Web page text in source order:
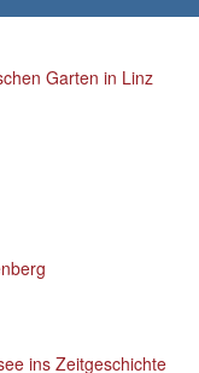
Garten in Linz
ins Zeitgeschichte